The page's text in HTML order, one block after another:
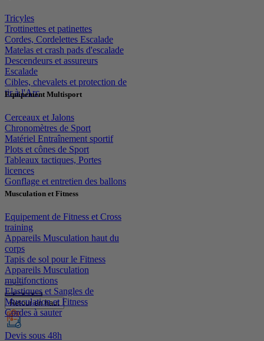
Tricyles
Trottinettes et patinettes
Cordes, Cordelettes Escalade
Matelas et crash pads d'escalade
Descendeurs et assureurs
Escalade
Cibles, chevalets et protection de
tir à l'Arc
Equipement Multisport
Cerceaux et Jalons
Chronomètres de Sport
Matériel Entraînement sportif
Plots et cônes de Sport
Tableaux tactiques, Portes
licences
Gonflage et entretien des ballons
Musculation et Fitness
Equipement de Fitness et Cross
training
Appareils Musculation haut du
corps
Tapis de sol pour le Fitness
Appareils Musculation
multifonctions
Elastiques et Sangles de
Musculation et Fitness
Cordes à sauter
Retour en haut
Devis sous 48h